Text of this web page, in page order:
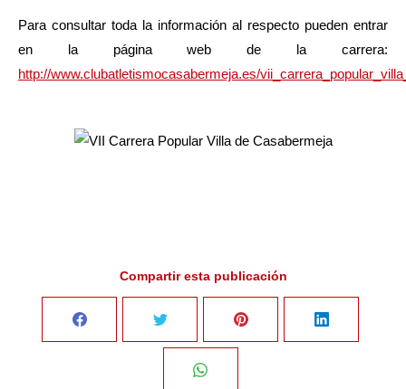
Para consultar toda la información al respecto pueden entrar
en la página web de la carrera:
http://www.clubatletismocasabermeja.es/
Compartir esta publicación
Share Share Share